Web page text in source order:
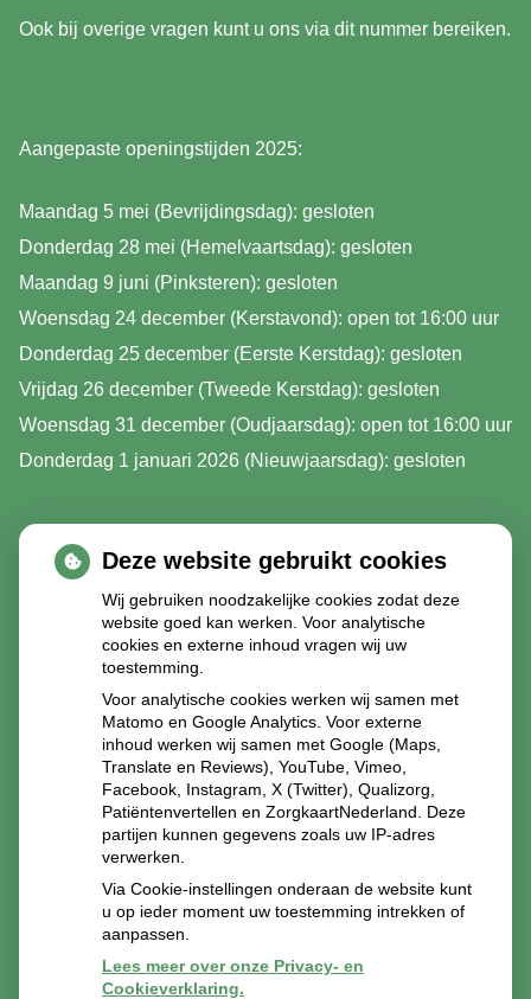
Ook bij overige vragen kunt u ons via dit nummer bereiken.
Aangepaste openingstijden 2025:
Maandag 5 mei (Bevrijdingsdag): gesloten
Donderdag 28 mei (Hemelvaartsdag): gesloten
Maandag 9 juni (Pinksteren): gesloten
Woensdag 24 december (Kerstavond): open tot 16:00 uur
Donderdag 25 december (Eerste Kerstdag): gesloten
Vrijdag 26 december (Tweede Kerstdag): gesloten
Woensdag 31 december (Oudjaarsdag): open tot 16:00 uur
Donderdag 1 januari 2026 (Nieuwjaarsdag): gesloten
Deze website gebruikt cookies
Wij gebruiken noodzakelijke cookies zodat deze
website goed kan werken. Voor analytische
cookies en externe inhoud vragen wij uw
toestemming.
Voor analytische cookies werken wij samen met
Matomo en Google Analytics. Voor externe
inhoud werken wij samen met Google (Maps,
Translate en Reviews), YouTube, Vimeo,
Facebook, Instagram, X (Twitter), Qualizorg,
Patiëntenvertellen en ZorgkaartNederland. Deze
partijen kunnen gegevens zoals uw IP-adres
verwerken.
Via Cookie-instellingen onderaan de website kunt
u op ieder moment uw toestemming intrekken of
aanpassen.
Lees meer over onze Privacy- en
Cookieverklaring.